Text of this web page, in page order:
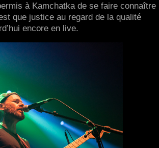
à Kamchatka de se faire connaître
que justice au regard de la qualité
encore en live.